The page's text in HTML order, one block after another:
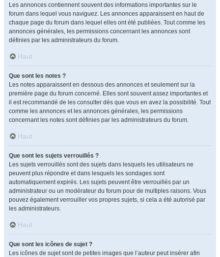
Les annonces contiennent souvent des informations importantes sur le
forum dans lequel vous naviguez. Les annonces apparaissent en haut de
chaque page du forum dans lequel elles ont été publiées. Tout comme les
annonces générales, les permissions concernant les annonces sont
définies par les administrateurs du forum.
Haut
Que sont les notes ?
Les notes apparaissent en dessous des annonces et seulement sur la
première page du forum concerné. Elles sont souvent assez importantes et
il est recommandé de les consulter dès que vous en avez la possibilité. Tout
comme les annonces et les annonces générales, les permissions
concernant les notes sont définies par les administrateurs du forum.
Haut
Que sont les sujets verrouillés ?
Les sujets verrouillés sont des sujets dans lesquels les utilisateurs ne
peuvent plus répondre et dans lesquels les sondages sont
automatiquement expirés. Les sujets peuvent être verrouillés par un
administrateur ou un modérateur du forum pour de multiples raisons. Vous
pouvez également verrouiller vos propres sujets, si cela a été autorisé par
les administrateurs.
Haut
Que sont les icônes de sujet ?
Les icônes de sujet sont de petites images que l’auteur peut insérer afin